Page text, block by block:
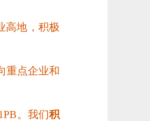
高地，积极
重点企业和
。我们积